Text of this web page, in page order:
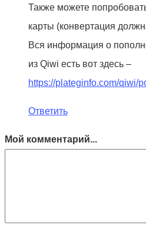
Также можете
карты (конвертация
Вся информация о
из Qiwi есть вот здесь –
https://plateginfo.com/qiwi/
Ответить
Мой комментарий...